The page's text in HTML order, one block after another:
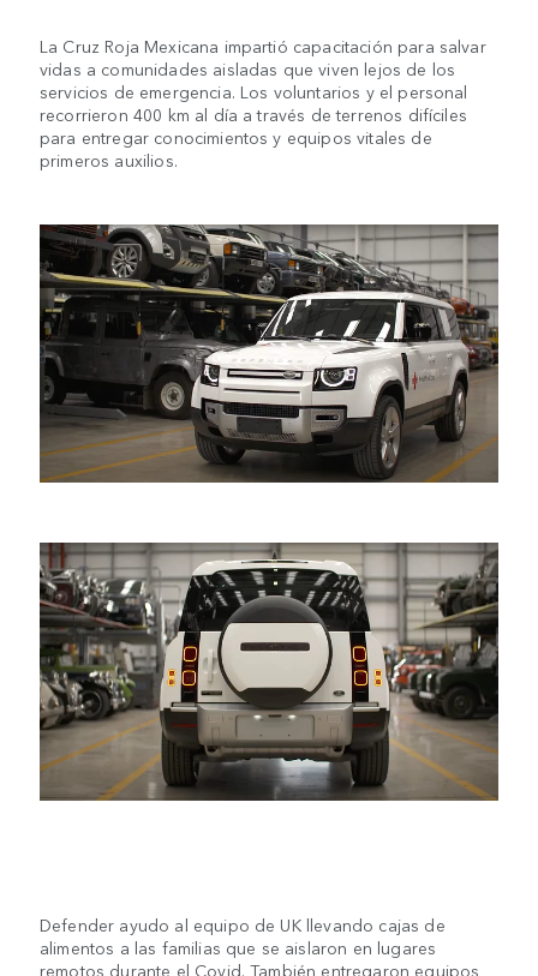
La Cruz Roja Mexicana impartió capacitación para salvar
vidas a comunidades aisladas que viven lejos de los
servicios de emergencia. Los voluntarios y el personal
recorrieron 400 km al día a través de terrenos difíciles
para entregar conocimientos y equipos vitales de
primeros auxilios.
Defender ayudo al equipo de UK llevando cajas de
alimentos a las familias que se aislaron en lugares
remotos durante el Covid. También entregaron equipos